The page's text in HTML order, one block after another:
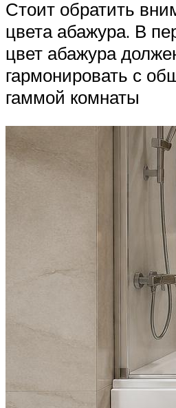
Стоит обратить
цвета абажура. В
цвет абажура
гармонировать с
гаммой комнаты